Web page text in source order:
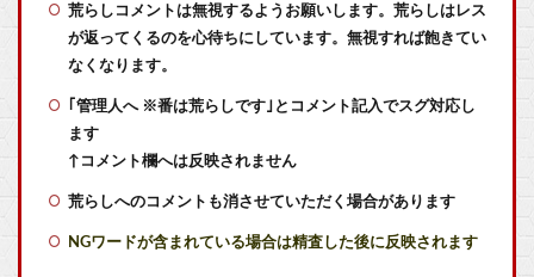
【艦これ】バニ黒潮親潮 他
ドラクエのブーメランて複数の敵に当たって戻ってくるけど
荒らしコメントは無視するようお願いします。荒らしはレス
が返ってくるのを心待ちにしています。無視すれば飽きてい
なくなります。
｢管理人へ ※番は荒らしです｣とコメント記入でスグ対応し
ます
↑コメント欄へは反映されません
荒らしへのコメントも消させていただく場合があります
NGワードが含まれている場合は精査した後に反映されます